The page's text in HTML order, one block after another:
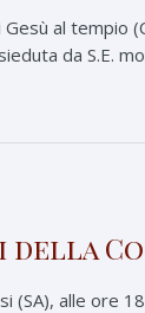
al tempio
da S.E.
alle ore